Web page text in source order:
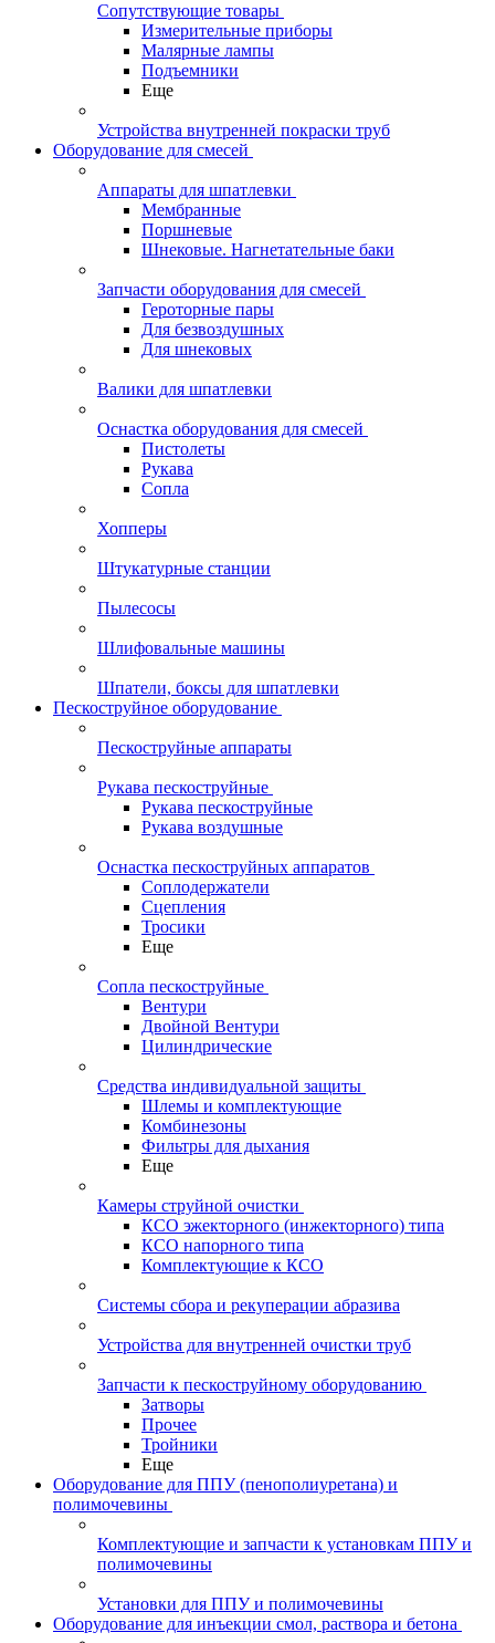
Сопутствующие товары
Измерительные приборы
Малярные лампы
Подъемники
Еще
Устройства внутренней покраски труб
Оборудование для смесей
Аппараты для шпатлевки
Мембранные
Поршневые
Шнековые. Нагнетательные баки
Запчасти оборудования для смесей
Героторные пары
Для безвоздушных
Для шнековых
Валики для шпатлевки
Оснастка оборудования для смесей
Пистолеты
Рукава
Сопла
Хопперы
Штукатурные станции
Пылесосы
Шлифовальные машины
Шпатели, боксы для шпатлевки
Пескоструйное оборудование
Пескоструйные аппараты
Рукава пескоструйные
Рукава пескоструйные
Рукава воздушные
Оснастка пескоструйных аппаратов
Соплодержатели
Сцепления
Тросики
Еще
Сопла пескоструйные
Вентури
Двойной Вентури
Цилиндрические
Средства индивидуальной защиты
Шлемы и комплектующие
Комбинезоны
Фильтры для дыхания
Еще
Камеры струйной очистки
КСО эжекторного (инжекторного) типа
КСО напорного типа
Комплектующие к КСО
Системы сбора и рекуперации абразива
Устройства для внутренней очистки труб
Запчасти к пескоструйному оборудованию
Затворы
Прочее
Тройники
Еще
Оборудование для ППУ (пенополиуретана) и
полимочевины
Комплектующие и запчасти к установкам ППУ и
полимочевины
Установки для ППУ и полимочевины
Оборудование для инъекции смол, раствора и бетона